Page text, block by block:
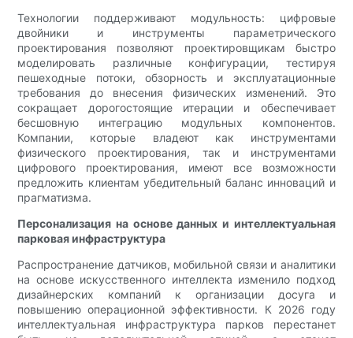
Технологии поддерживают модульность: цифровые
двойники и инструменты параметрического
проектирования позволяют проектировщикам быстро
моделировать различные конфигурации, тестируя
пешеходные потоки, обзорность и эксплуатационные
требования до внесения физических изменений. Это
сокращает дорогостоящие итерации и обеспечивает
бесшовную интеграцию модульных компонентов.
Компании, которые владеют как инструментами
физического проектирования, так и инструментами
цифрового проектирования, имеют все возможности
предложить клиентам убедительный баланс инноваций и
прагматизма.
Персонализация на основе данных и интеллектуальная
парковая инфраструктура
Распространение датчиков, мобильной связи и аналитики
на основе искусственного интеллекта изменило подход
дизайнерских компаний к организации досуга и
повышению операционной эффективности. К 2026 году
интеллектуальная инфраструктура парков перестанет